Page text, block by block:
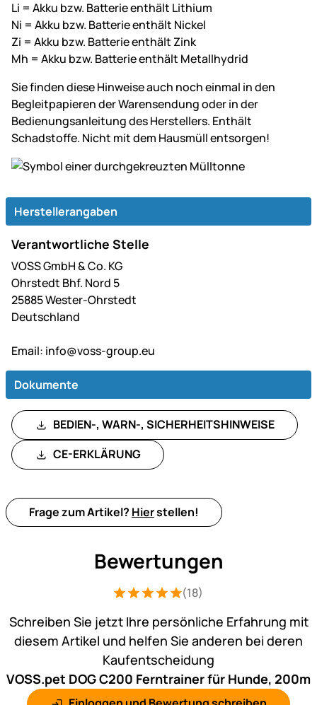
Li = Akku bzw. Batterie enthält Lithium
Ni = Akku bzw. Batterie enthält Nickel
Zi = Akku bzw. Batterie enthält Zink
Mh = Akku bzw. Batterie enthält Metallhydrid
Sie finden diese Hinweise auch noch einmal in den
Begleitpapieren der Warensendung oder in der
Bedienungsanleitung des Herstellers. Enthält
Schadstoffe. Nicht mit dem Hausmüll entsorgen!
Herstellerangaben
Verantwortliche Stelle
VOSS GmbH & Co. KG
Ohrstedt Bhf. Nord 5
25885 Wester-Ohrstedt
Deutschland
Email: info@voss-group.eu
Dokumente
BEDIEN-, WARN-, SICHERHEITSHINWEISE
CE-ERKLÄRUNG
Frage zum Artikel? Hierstellen!
Bewertungen
Bewertung: 5 von 5 (18 Bewertungen)
18 Bewertungen
(18)
Schreiben Sie jetzt Ihre persönliche Erfahrung mit
diesem Artikel und helfen Sie anderen bei deren
Kaufentscheidung
VOSS.pet DOG C200 Ferntrainer für Hunde, 200m